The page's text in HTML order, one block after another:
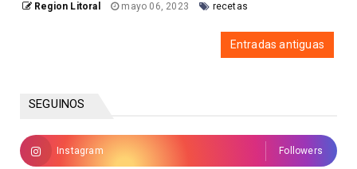
Region Litoral mayo 06, 2023 recetas
Entradas antiguas
SEGUINOS
Instagram Followers